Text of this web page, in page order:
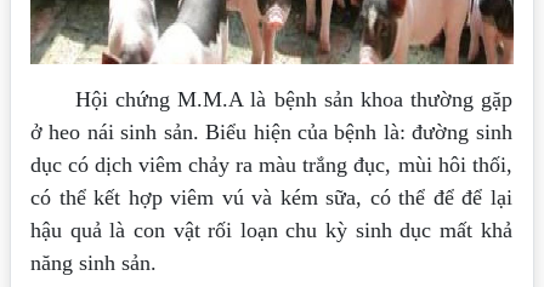
Hội chứng M.M.A là bệnh sản khoa thường gặp
ở heo nái sinh sản. Biểu hiện của bệnh là: đường sinh
dục có dịch viêm chảy ra màu trắng đục, mùi hôi thối,
có thể kết hợp viêm vú và kém sữa, có thể để để lại
hậu quả là con vật rối loạn chu kỳ sinh dục mất khả
năng sinh sản.